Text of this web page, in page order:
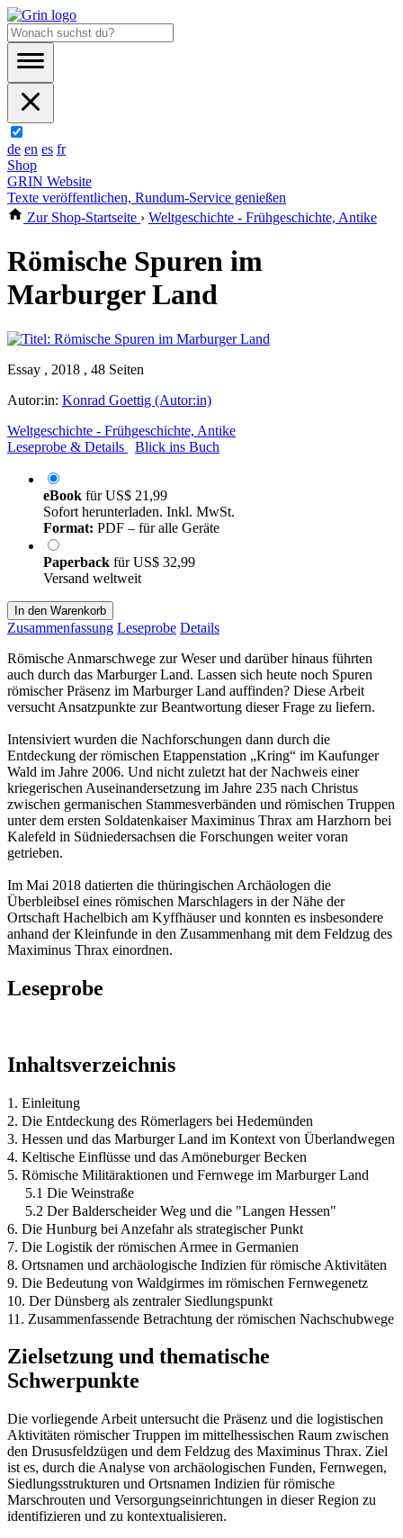
de en es fr
Shop
GRIN Website
Texte veröffentlichen, Rundum-Service genießen
Zur Shop-Startseite › Weltgeschichte - Frühgeschichte, Antike
Römische Spuren im
Marburger Land
Essay , 2018 , 48 Seiten
Autor:in: Konrad Goettig (Autor:in)
Weltgeschichte - Frühgeschichte, Antike
Leseprobe & Details
Blick ins Buch
eBook fürUS$ 21,99
Sofort herunterladen. Inkl. MwSt.
Format: PDF – für alle Geräte
Paperback fürUS$ 32,99
Versand weltweit
In den Warenkorb
Zusammenfassung Leseprobe Details
Römische Anmarschwege zur Weser und darüber hinaus führten
auch durch das Marburger Land. Lassen sich heute noch Spuren
römischer Präsenz im Marburger Land auffinden? Diese Arbeit
versucht Ansatzpunkte zur Beantwortung dieser Frage zu liefern.
Intensiviert wurden die Nachforschungen dann durch die
Entdeckung der römischen Etappenstation „Kring“ im Kaufunger
Wald im Jahre 2006. Und nicht zuletzt hat der Nachweis einer
kriegerischen Auseinandersetzung im Jahre 235 nach Christus
zwischen germanischen Stammesverbänden und römischen Truppen
unter dem ersten Soldatenkaiser Maximinus Thrax am Harzhorn bei
Kalefeld in Südniedersachsen die Forschungen weiter voran
getrieben.
Im Mai 2018 datierten die thüringischen Archäologen die
Überbleibsel eines römischen Marschlagers in der Nähe der
Ortschaft Hachelbich am Kyffhäuser und konnten es insbesondere
anhand der Kleinfunde in den Zusammenhang mit dem Feldzug des
Maximinus Thrax einordnen.
Leseprobe
Inhaltsverzeichnis
1. Einleitung
2. Die Entdeckung des Römerlagers bei Hedemünden
3. Hessen und das Marburger Land im Kontext von Überlandwegen
4. Keltische Einflüsse und das Amöneburger Becken
5. Römische Militäraktionen und Fernwege im Marburger Land
5.1 Die Weinstraße
5.2 Der Balderscheider Weg und die "Langen Hessen"
6. Die Hunburg bei Anzefahr als strategischer Punkt
7. Die Logistik der römischen Armee in Germanien
8. Ortsnamen und archäologische Indizien für römische Aktivitäten
9. Die Bedeutung von Waldgirmes im römischen Fernwegenetz
10. Der Dünsberg als zentraler Siedlungspunkt
11. Zusammenfassende Betrachtung der römischen Nachschubwege
Zielsetzung und thematische
Schwerpunkte
Die vorliegende Arbeit untersucht die Präsenz und die logistischen
Aktivitäten römischer Truppen im mittelhessischen Raum zwischen
den Drususfeldzügen und dem Feldzug des Maximinus Thrax. Ziel
ist es, durch die Analyse von archäologischen Funden, Fernwegen,
Siedlungsstrukturen und Ortsnamen Indizien für römische
Marschrouten und Versorgungseinrichtungen in dieser Region zu
identifizieren und zu kontextualisieren.